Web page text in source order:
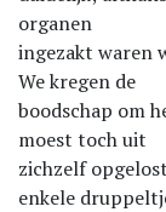
organen
ingezakt waren
We kregen de
boodschap om
moest toch uit
zichzelf
enkele